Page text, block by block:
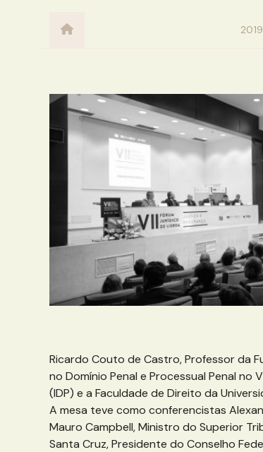
2019
Ricardo Couto de Castro, Professor da
no Domínio Penal e Processual Penal
(IDP) e a Faculdade de Direito da
A mesa teve como conferencistas
Mauro Campbell, Ministro do Superior
Santa Cruz, Presidente do Conselho